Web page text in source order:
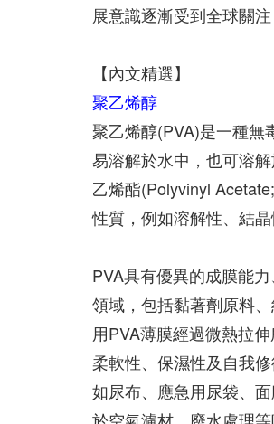
展意識逐漸受到全球關
【內文精選】
聚乙烯醇
聚乙烯醇(PVA)是一種無
易溶解於水中，也可溶
乙烯酯(Polyvinyl
性質，例如溶解性、結晶
PVA具有優異的成膜能
領域，包括黏著劑原料
用PVA薄膜經過微熱拉
柔軟性、保濕性及自我
如尿布、應急用尿袋、